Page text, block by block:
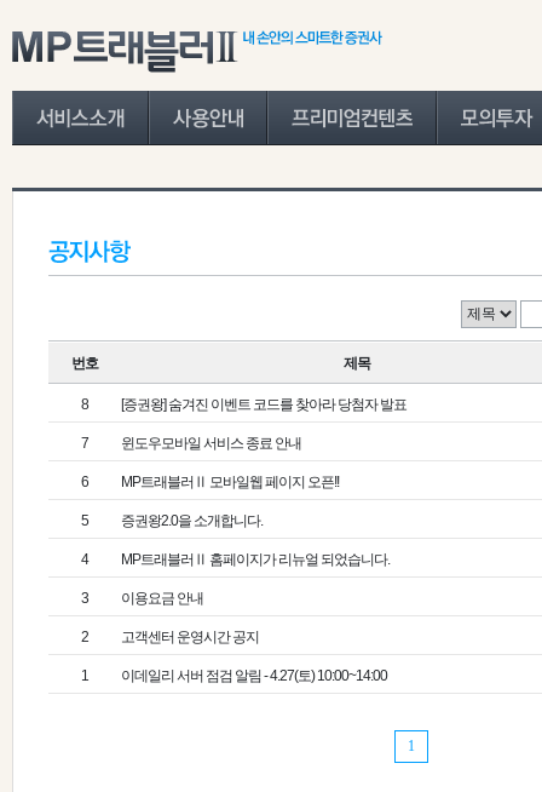
번호 제목
8 [증권왕] 숨겨진 이벤트 코드를 찾아라 당첨자 발표
7 윈도우모바일 서비스 종료 안내
6 MP트래블러Ⅱ 모바일웹 페이지 오픈!!
5 증권왕2.0을 소개합니다.
4 MP트래블러Ⅱ 홈페이지가 리뉴얼 되었습니다.
3 이용요금 안내
2 고객센터 운영시간 공지
1 이데일리 서버 점검 알림 - 4.27(토) 10:00~14:00
1